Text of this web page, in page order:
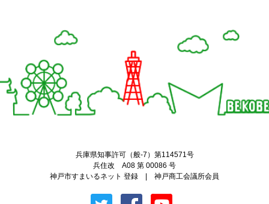
兵庫県知事許可（般-7）第114571号
兵住改 A08 第 00086 号
神戸市すまいるネット 登録 | 神戸商工会議所会員